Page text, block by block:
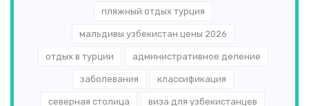
пляжный отдых турция
мальдивы узбекистан цены 2026
отдых в турции административное деление
заболевания классификация
северная столица виза для узбекистанцев